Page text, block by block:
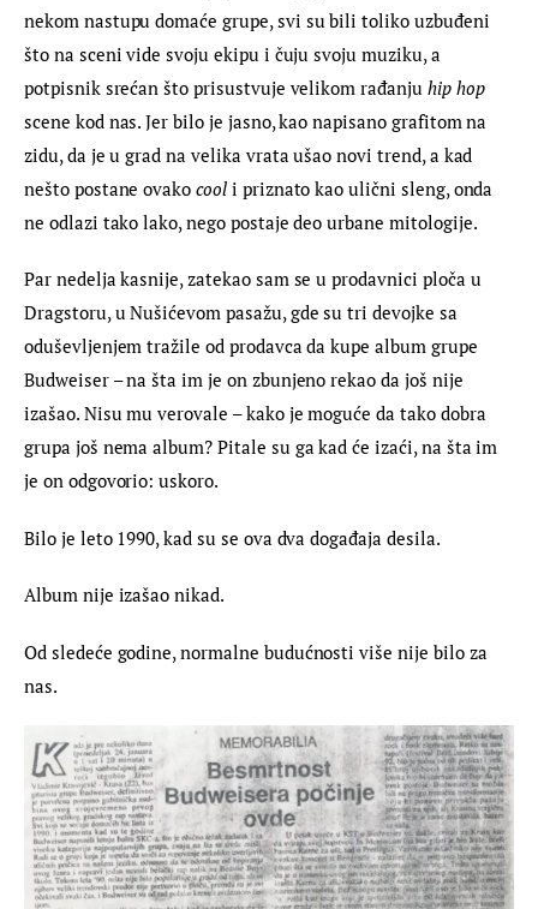
nekom nastupu domaće grupe, svi su bili toliko uzbuđeni
što na sceni vide svoju ekipu i čuju svoju muziku, a
potpisnik srećan što prisustvuje velikom rađanju hip hop
scene kod nas. Jer bilo je jasno, kao napisano grafitom na
zidu, da je u grad na velika vrata ušao novi trend, a kad
nešto postane ovako cool i priznato kao ulični sleng, onda
ne odlazi tako lako, nego postaje deo urbane mitologije.
Par nedelja kasnije, zatekao sam se u prodavnici ploča u
Dragstoru, u Nušićevom pasažu, gde su tri devojke sa
oduševljenjem tražile od prodavca da kupe album grupe
Budweiser – na šta im je on zbunjeno rekao da još nije
izašao. Nisu mu verovale – kako je moguće da tako dobra
grupa još nema album? Pitale su ga kad će izaći, na šta im
je on odgovorio: uskoro.
Bilo je leto 1990, kad su se ova dva događaja desila.
Album nije izašao nikad.
Od sledeće godine, normalne budućnosti više nije bilo za
nas.